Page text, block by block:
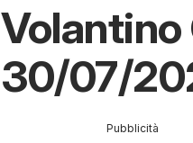
30/07/
Pubblicità